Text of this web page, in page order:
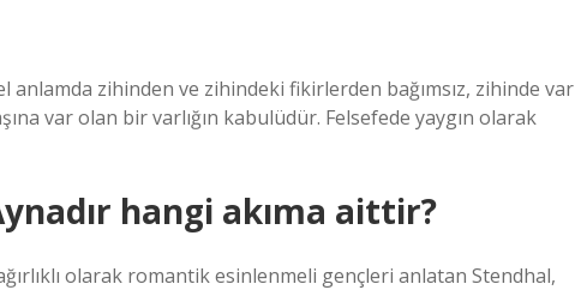
zihinden ve zihindeki fikirlerden bağımsız, zihinde var
var olan bir varlığın kabulüdür. Felsefede yaygın olarak
hangi akıma aittir?
olarak romantik esinlenmeli gençleri anlatan Stendhal,